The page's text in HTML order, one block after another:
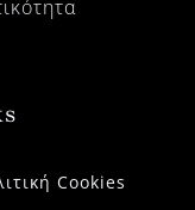
Cookies